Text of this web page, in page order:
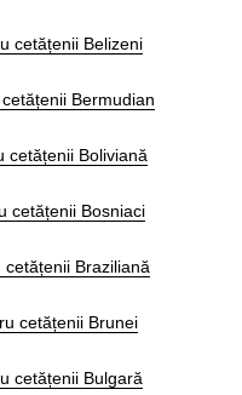
cetățenii Belizeni
Bermudian
cetățenii Boliviană
cetățenii Bosniaci
Braziliană
cetățenii Brunei
cetățenii Bulgară